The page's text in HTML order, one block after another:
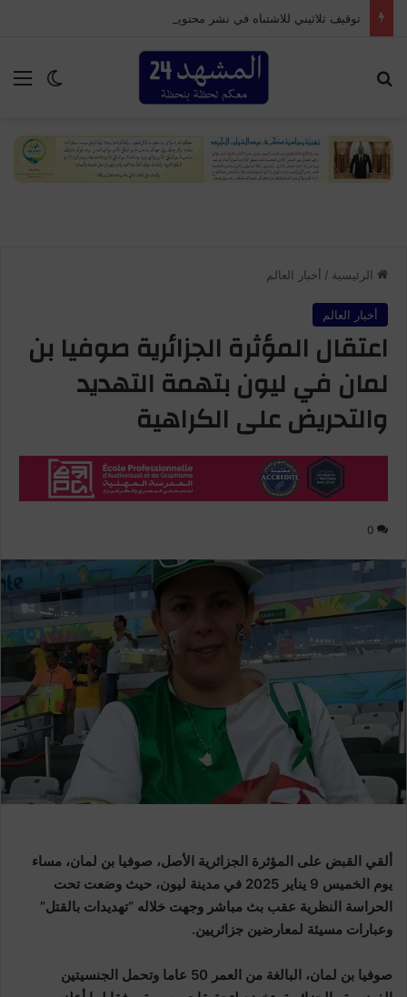
الوضع
الرئيسية / أخبار العالم
أخبار العالم
اعتقال المؤثرة الجزائرية صوفيا بن
لمان في ليون بتهمة التهديد
والتحريض على الكراهية
0
ألقي القبض على المؤثرة الجزائرية الأصل، صوفيا بن لمان، مساء
يوم الخميس 9 يناير 2025 في مدينة ليون، حيث وضعت تحت
الحراسة النظرية عقب بث مباشر وجهت خلاله “تهديدات بالقتل”
وعبارات مسيئة لمعارضين جزائريين.
صوفيا بن لمان، البالغة من العمر 50 عاما وتحمل الجنسيتين